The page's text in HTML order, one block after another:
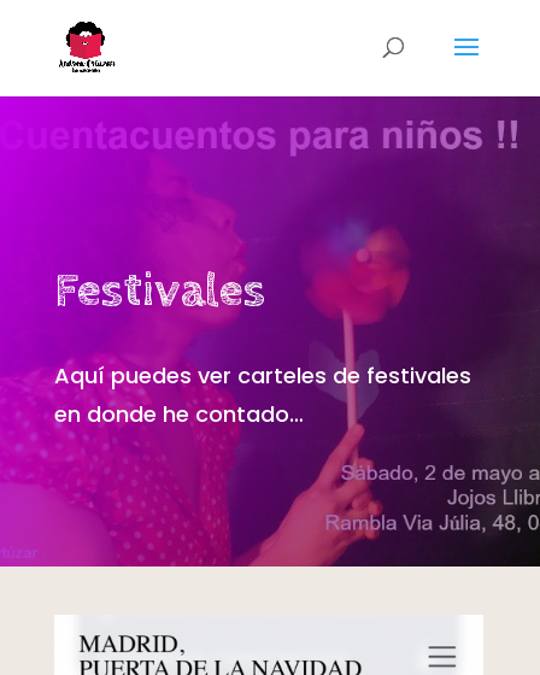
Festivales
Aquí puedes ver carteles de festivales
en donde he contado…